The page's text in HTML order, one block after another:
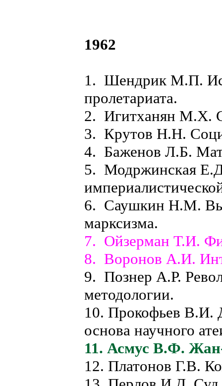
1962
1. Шендрик М.П.
пролетариата.
2. Игитханян М.X.
3. Крутов Н.Н.
4. Баженов Л.Б.
5. Модржинская
6. Саушкин Н.М.
марксизма.
7. Ойзерман Т.И.
8. Воронов А.И.
9. Познер А.Р.
методологии.
10. Прокофьев В.И.
основа научного
11. Асмус В.Ф.
12. Платонов Г.В.